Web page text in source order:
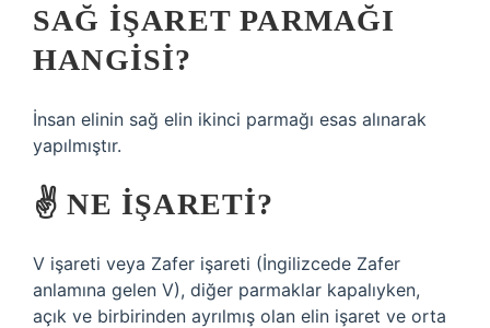
SAĞ IŞARET PARMAĞI
HANGISI?
İnsan elinin sağ elin ikinci parmağı esas alınarak
yapılmıştır.
✌ NE IŞARETI?
V işareti veya Zafer işareti (İngilizcede Zafer
anlamına gelen V), diğer parmaklar kapalıyken,
açık ve birbirinden ayrılmış olan elin işaret ve orta